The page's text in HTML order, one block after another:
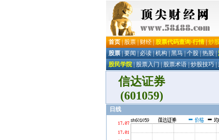
信达证券
(601059)
日线